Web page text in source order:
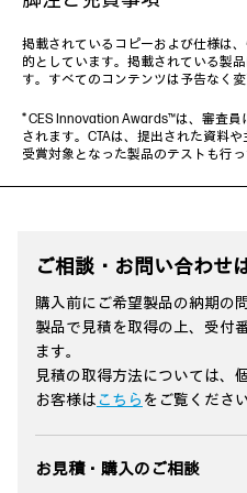
AI PC
Copilot+ PC
Windows 11 Pro
AMD Ryzen™ AI 300 プロ
Wi-Fi 7
詳しくはこちら オ
HP EliteBook 6 G1a 14
Copilot+ PC
Windows 11 Pro
AMD Ryzen™ AI 300 プロ
14インチワイド（16：10）
キーボード：日本語配列
詳しくはこちら オ
掲載されているコピーおよび仕様は
的としています。掲載されている製
す。すべてのコンテンツは予告なく
* CES Innovation Awards™は、審査
されます。CTAは、提出された資料
受賞対象となった製品のテストも行っ
ご相談・お問い合わせ
購入前にご希望製品の納期の
製品で見積を取得の上、受付
ます。
見積の取得方法については、
お客様はこちら をご覧ください
お見積・購入のご相談